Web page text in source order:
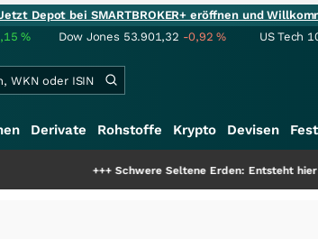
Depot bei SMARTBROKER+ eröffnen und
% Dow Jones 53.901,32 -0,92% US Tech
Derivate Rohstoffe Krypto Devisen
Schwere Seltene Erden: Entsteht hier die